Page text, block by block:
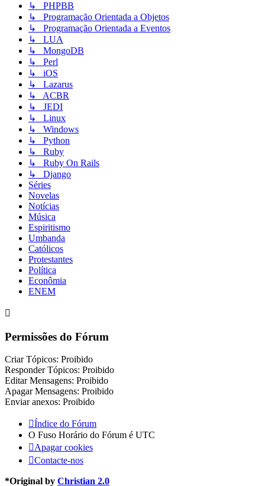
↳ PHPBB
↳ Programação Orientada a Objetos
↳ Programação Orientada a Eventos
↳ LUA
↳ MongoDB
↳ Perl
↳ iOS
↳ Lazarus
↳ ACBR
↳ JEDI
↳ Linux
↳ Windows
↳ Python
↳ Ruby
↳ Ruby On Rails
↳ Django
Séries
Novelas
Notícias
Música
Espiritismo
Umbanda
Católicos
Protestantes
Política
Econômia
ENEM
Permissões do Fórum
Criar Tópicos: Proibido
Responder Tópicos: Proibido
Editar Mensagens: Proibido
Apagar Mensagens: Proibido
Enviar anexos: Proibido
Índice do Fórum
O Fuso Horário do Fórum é UTC
Apagar cookies
Contacte-nos
*Original by Christian 2.0